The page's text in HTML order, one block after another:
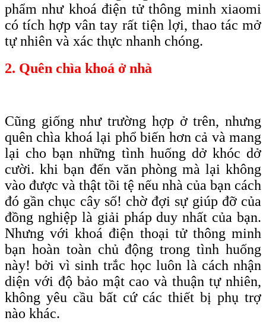
phẩm như khoá điện tử thông minh xiaomi
có tích hợp vân tay rất tiện lợi, thao tác mở
tự nhiên và xác thực nhanh chóng.
2. Quên chìa khoá ở nhà
Cũng giống như trường hợp ở trên, nhưng
quên chìa khoá lại phổ biến hơn cả và mang
lại cho bạn những tình huống dở khóc dở
cười. khi bạn đến văn phòng mà lại không
vào được và thật tồi tệ nếu nhà của bạn cách
đó gần chục cây số! chờ đợi sự giúp đỡ của
đồng nghiệp là giải pháp duy nhất của bạn.
Nhưng với khoá điện thoại tử thông minh
bạn hoàn toàn chủ động trong tình huống
này! bởi vì sinh trắc học luôn là cách nhận
diện với độ bảo mật cao và thuận tự nhiên,
không yêu cầu bất cứ các thiết bị phụ trợ
nào khác.